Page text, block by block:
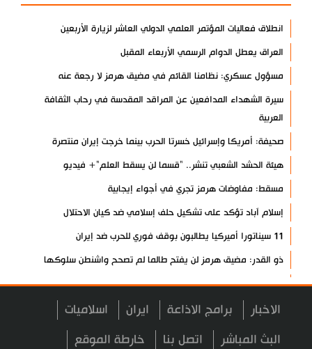
انطلاق فعاليات المؤتمر العلمي الدولي العاشر لزيارة الأربعين
العراق يعطل الدوام الرسمي الأربعاء المقبل
مسؤول عسكري: نظامنا القائم في مضيق هرمز لا رجعة عنه
سيرة الشهداء المدافعين عن المراقد المقدسة في رحاب الثقافة
العربية
صحيفة: أمريكا وإسرائيل خسرتا الحرب بينما خرجت إيران منتصرة
هيئة الحشد الشعبي تنشر.. "قسما لن يسقط العلم"+ فيديو
مسقط: مفاوضات هرمز تجري في أجواء إيجابية
إسلام آباد تؤكد على تشكيل حلف إسلامي ضد كيان الاحتلال
11 سيناتورا أميركيا يطالبون بوقف فوري للحرب ضد إيران
ذو القدر: مضيق هرمز لن يفتح طالما لم تصحح واشنطن سلوكها
حرس الثورة: فتح مضيق هرمز مرهون بقبول الشروط الإيرانية
إيجئي: نقدر جهود الصحفيين وتصديهم لمحاولات العدو الرامية إلى
الاخبار برامج الاذاعة ايران اسلاميات
البث المباشر اتصل بنا خارطة الموقع